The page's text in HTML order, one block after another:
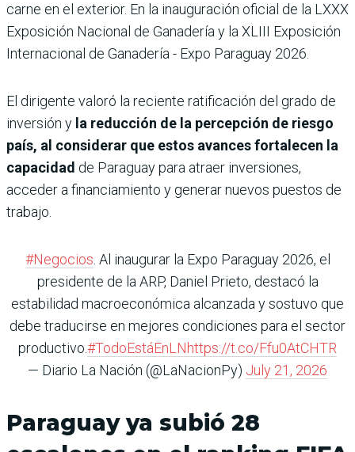
carne en el exterior. En la inauguración oficial de la LXXX
Exposición Nacional de Ganadería y la XLIII Exposición
Internacional de Ganadería - Expo Paraguay 2026.
El dirigente valoró la reciente ratificación del grado de
inversión y la reducción de la percepción de riesgo
país, al considerar que estos avances fortalecen la
capacidad de Paraguay para atraer inversiones,
acceder a financiamiento y generar nuevos puestos de
trabajo.
#Negocios. Al inaugurar la Expo Paraguay 2026, el
presidente de la ARP, Daniel Prieto, destacó la
estabilidad macroeconómica alcanzada y sostuvo que
debe traducirse en mejores condiciones para el sector
productivo.#TodoEstáEnLNhttps://t.co/Ffu0AtCHTR
— Diario La Nación (@LaNacionPy) July 21, 2026
Paraguay ya subió 28